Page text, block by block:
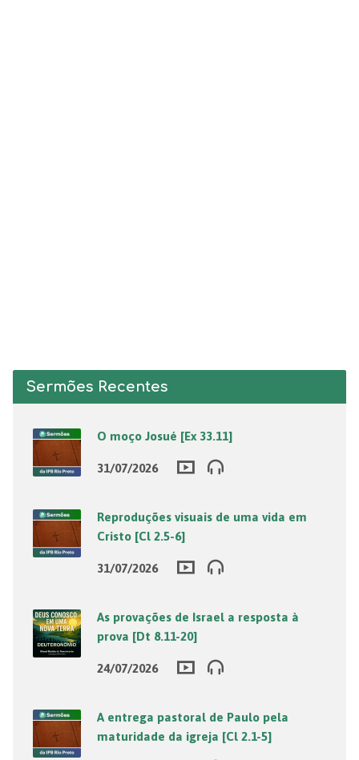
Sermões Recentes
O moço Josué [Ex 33.11]
31/07/2026
Reproduções visuais de uma vida em
Cristo [Cl 2.5-6]
31/07/2026
As provações de Israel a resposta à
prova [Dt 8.11-20]
24/07/2026
A entrega pastoral de Paulo pela
maturidade da igreja [Cl 2.1-5]